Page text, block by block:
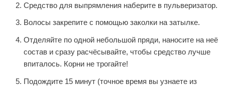
Средство для выпрямления наберите в пульверизатор.
Волосы закрепите с помощью заколки на затылке.
Отделяйте по одной небольшой пряди, наносите на неё
состав и сразу расчёсывайте, чтобы средство лучше
впиталось. Корни не трогайте!
Подождите 15 минут (точное время вы узнаете из